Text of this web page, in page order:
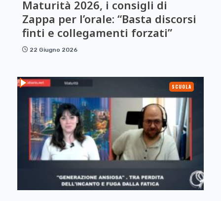
Maturità 2026, i consigli di
Zappa per l’orale: “Basta discorsi
finti e collegamenti forzati”
22 Giugno 2026
SCUOLA